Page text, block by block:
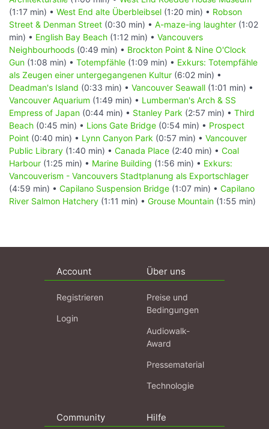
(1:17 min) • West End alte Überbleibsel (1:20 min) • Robson
Street & Denman Street (0:30 min) • A-maze-ing laughter (1:02
min) • English Bay Beach (1:12 min) • Vancouvers
Neighbourhoods (0:49 min) • Brockton Point & Nine O'Clock
Gun (1:08 min) • Totempfähle (1:09 min) • Exkurs: Totempfähle
als Zeugen einer untergegangenen Kultur (6:02 min) •
Deadman's Island (0:33 min) • Vancouver Seawall (1:01 min) •
Vancouver Aquarium (1:49 min) • Lumberman's Arch & SS
Empress of Japan (0:44 min) • Stanley Park (2:57 min) • Third
Beach (0:45 min) • Lions Gate Bridge (0:54 min) • Prospect
Point (0:40 min) • Lynn Canyon Park (0:57 min) • Vancouver
Public Library (1:40 min) • Canada Place (2:40 min) • Coal
Harbour (1:25 min) • Marine Building (1:56 min) • Exkurs:
Vancouverism - Vancouvers Stadtplanung als Exportschlager
(4:59 min) • Capilano Suspension Bridge (1:07 min) • Capilano
River Salmon Hatchery (1:11 min) • Grouse Mountain (1:55 min)
Account
Registrieren
Login
Über uns
Preise und
Bedingungen
Audiowalk-
Award
Pressematerial
Technologie
Community Hilfe